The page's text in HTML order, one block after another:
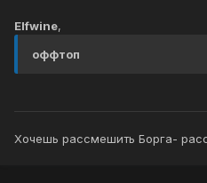
Elfwine,
оффтоп
Хочешь рассмешить Борга-